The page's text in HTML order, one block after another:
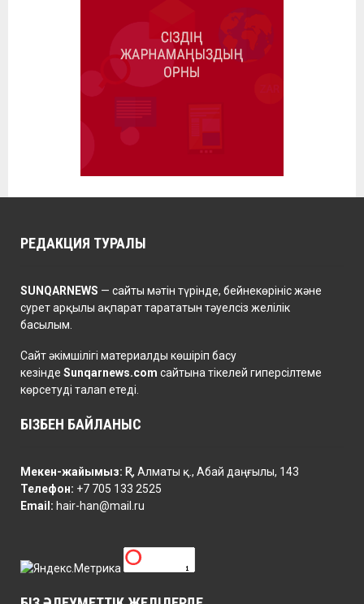
РЕДАКЦИЯ ТУРАЛЫ
SUNQARNEWS — сайты мәтін түрінде, бейнекөрініс және
сурет арқылы ақпарат тарататын тәуелсіз желілік
басылым.
Сайт әкімшілігі материалды көшіріп басу
кезінде Sunqarnews.com сайтына тікелей гиперсілтеме
көрсетуді талап етеді.
БІЗБЕН БАЙЛАНЫС
Мекен-жайымыз: ҚР, Алматы қ., Абай даңғылы, 143
Телефон: +7 705 133 2525
Email: hair-han@mail.ru